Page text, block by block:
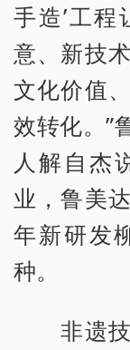
手造’工
意、新技
文化价值
效转化。”
人解自杰
业，鲁美
年新研发
种。
非遗技